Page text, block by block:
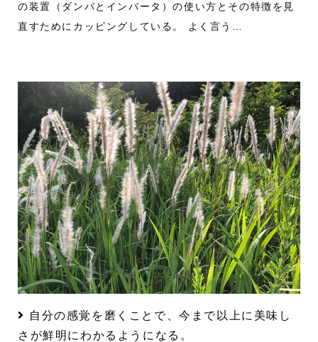
の装置（ダンパとインバータ）の使い方とその特徴を見
直すためにカッピングしている。 よく言う…
自分の感覚を磨くことで、今まで以上に美味し
さが鮮明にわかるようになる。